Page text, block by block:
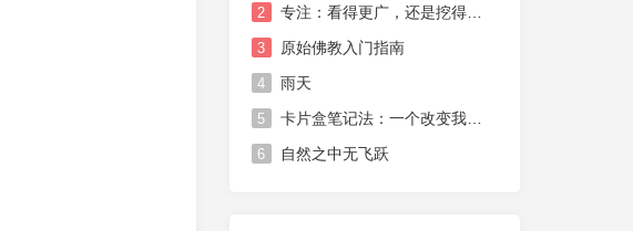
2 专注：看得更广，还是挖得更深？
3 原始佛教入门指南
4 雨天
5 卡片盒笔记法：一个改变我思维方式的笔记系统
6 自然之中无飞跃